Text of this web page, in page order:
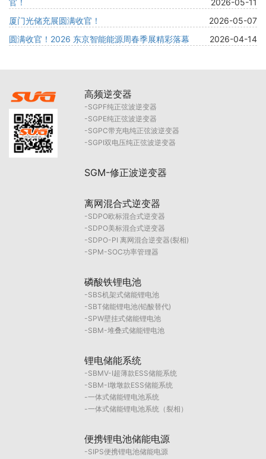
厦门光储充展圆满收官！
2026-05-07
圆满收官！2026 东京智能能源周春季展精彩落幕
2026-04-14
高频逆变器
SGPF纯正弦波逆变器
SGPE纯正弦波逆变器
SGPC带充电纯正弦波逆变器
SGPI双电压纯正弦波逆变器
SGM-修正波逆变器
离网混合式逆变器
SDPO欧标混合式逆变器
SDPO美标混合式逆变器
SDPO-PI 离网混合逆变器(裂相)
SPM-SOC功率管理器
磷酸铁锂电池
SBS机架式储能锂电池
SBT储能锂电池(铅酸替代)
SPW壁挂式储能锂电池
SBM-堆叠式储能锂电池
锂电储能系统
SBMV-I超薄款ESS储能系统
SBM-I墩墩款ESS储能系统
一体式储能锂电池系统
一体式储能锂电池系统（裂相）
便携锂电池储能电源
SIPS便携锂电池储能电源